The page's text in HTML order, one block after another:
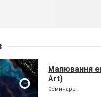
Малювання
Art)
Семинары